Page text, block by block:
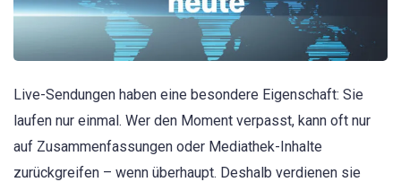
Live-Sendungen haben eine besondere Eigenschaft: Sie
laufen nur einmal. Wer den Moment verpasst, kann oft nur
auf Zusammenfassungen oder Mediathek-Inhalte
zurückgreifen – wenn überhaupt. Deshalb verdienen sie